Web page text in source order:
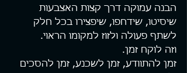
הבנה עמוקה דרך קצות האצבעות
שיסיטו, שידחפו, שיפצירו בכל חלק
לשתף פעולה ולזוז למקומו הראוי.
וזה לוקח זמן.
זמן להתוודע, זמן לשכנע, זמן להסכים